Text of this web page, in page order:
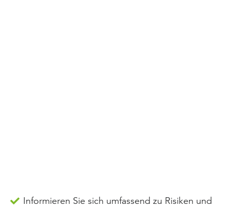
Informieren Sie sich umfassend zu Risiken und